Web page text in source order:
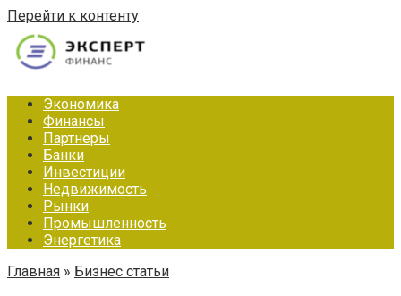
Перейти к контенту
Экономика
Финансы
Партнеры
Банки
Инвестиции
Недвижимость
Рынки
Промышленность
Энергетика
Главная » Бизнес статьи